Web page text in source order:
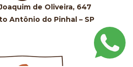
de Oliveira, 647
Antônio do Pinhal – SP